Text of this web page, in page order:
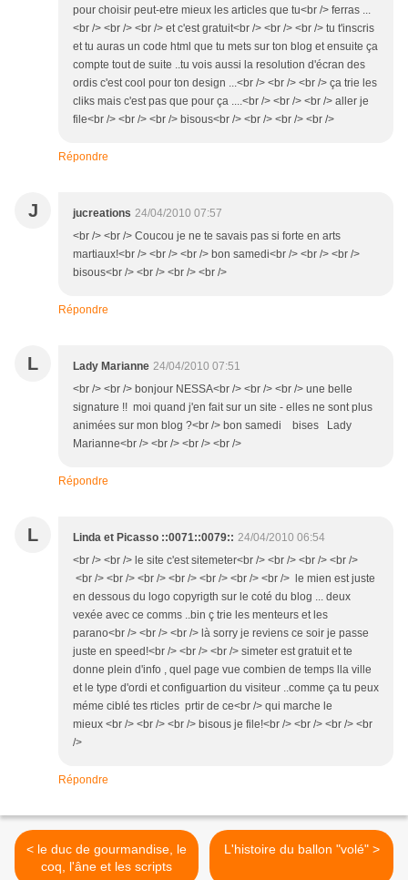
pour choisir peut-etre mieux les articles que tu<br /> ferras ...
<br /> <br /> <br /> et c'est gratuit<br /> <br /> <br /> tu t'inscris
et tu auras un code html que tu mets sur ton blog et ensuite ça
compte tout de suite ..tu vois aussi la resolution d'écran des
ordis c'est cool pour ton design ...<br /> <br /> <br /> ça trie les
cliks mais c'est pas que pour ça ....<br /> <br /> <br /> aller je
file<br /> <br /> <br /> bisous<br /> <br /> <br /> <br />
Répondre
J jucreations 24/04/2010 07:57
<br /> <br /> Coucou je ne te savais pas si forte en arts
martiaux!<br /> <br /> <br /> bon samedi<br /> <br /> <br />
bisous<br /> <br /> <br /> <br />
Répondre
L Lady Marianne 24/04/2010 07:51
<br /> <br /> bonjour NESSA<br /> <br /> <br /> une belle
signature !! moi quand j'en fait sur un site - elles ne sont plus
animées sur mon blog ?<br /> bon samedi bises Lady
Marianne<br /> <br /> <br /> <br />
Répondre
L Linda et Picasso ::0071::0079:: 24/04/2010 06:54
<br /> <br /> le site c'est sitemeter<br /> <br /> <br /> <br />
<br /> <br /> <br /> <br /> <br /> <br /> <br /> le mien est juste
en dessous du logo copyrigth sur le coté du blog ... deux
vexée avec ce comms ..bin ç trie les menteurs et les
parano<br /> <br /> <br /> là sorry je reviens ce soir je passe
juste en speed!<br /> <br /> <br /> simeter est gratuit et te
donne plein d'info , quel page vue combien de temps lla ville
et le type d'ordi et configuartion du visiteur ..comme ça tu peux
méme ciblé tes rticles prtir de ce<br /> qui marche le
mieux <br /> <br /> <br /> bisous je file!<br /> <br /> <br /> <br
/>
Répondre
< le duc de gourmandise, le
coq, l'âne et les scripts
L'histoire du ballon "volé" >